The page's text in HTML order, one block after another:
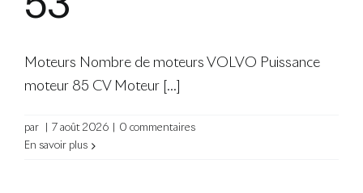
Moteurs Nombre de moteurs VOLVO Puissance
moteur 85 CV Moteur [...]
par 7 août 2026
0 commentaires
En savoir plus